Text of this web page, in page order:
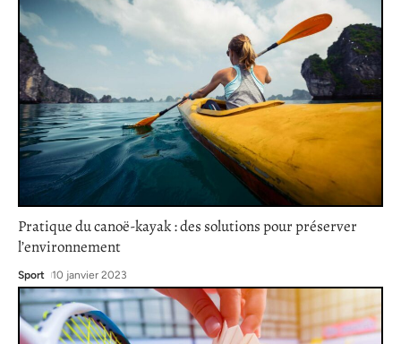
Pratique du canoë-kayak : des solutions pour préserver
l’environnement
Sport 10 janvier 2023